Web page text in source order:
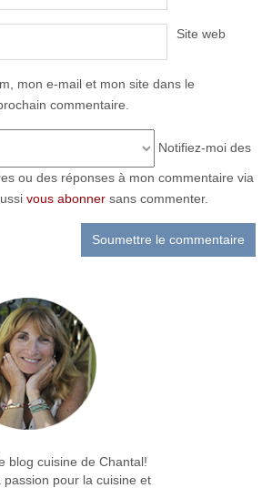
Site web
mon e-mail et mon site dans le
commentaire.
Notifiez-moi des
ou des réponses à mon commentaire via
vous abonnersans commenter.
blog cuisine de Chantal!
passion pour la cuisine et